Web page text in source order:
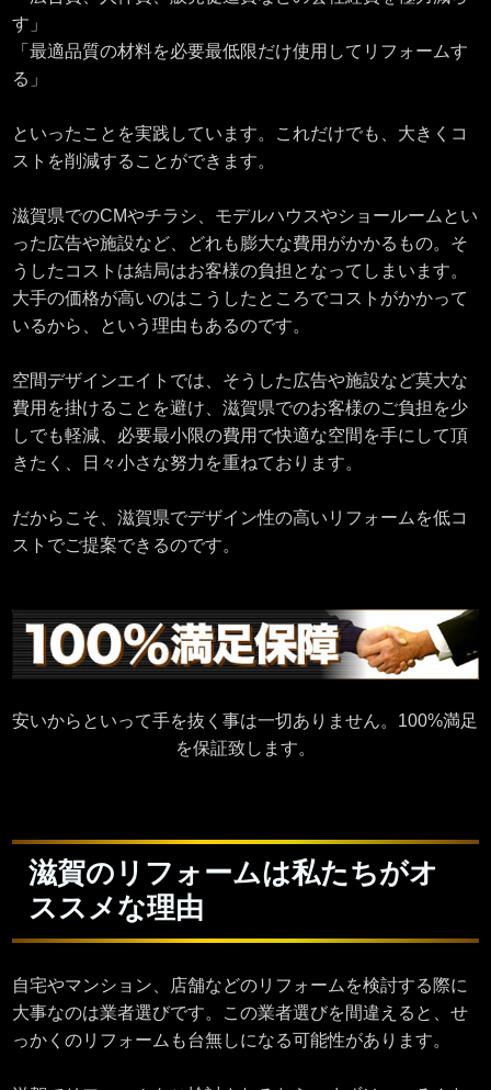
す」
「最適品質の材料を必要最低限だけ使用してリフォームす
る」
といったことを実践しています。これだけでも、大きくコ
ストを削減することができます。
滋賀県でのCMやチラシ、モデルハウスやショールームとい
った広告や施設など、どれも膨大な費用がかかるもの。そ
うしたコストは結局はお客様の負担となってしまいます。
大手の価格が高いのはこうしたところでコストがかかって
いるから、という理由もあるのです。
空間デザインエイトでは、そうした広告や施設など莫大な
費用を掛けることを避け、滋賀県でのお客様のご負担を少
しでも軽減、必要最小限の費用で快適な空間を手にして頂
きたく、日々小さな努力を重ねております。
だからこそ、滋賀県でデザイン性の高いリフォームを低コ
ストでご提案できるのです。
安いからといって手を抜く事は一切ありません。100%満足
を保証致します。
滋賀のリフォームは私たちがオ
ススメな理由
自宅やマンション、店舗などのリフォームを検討する際に
大事なのは業者選びです。この業者選びを間違えると、せ
っかくのリフォームも台無しになる可能性があります。